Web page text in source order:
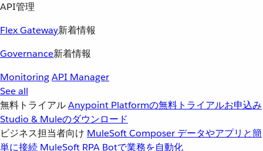
API管理
Flex Gateway新着情報
Governance新着情報
MonitoringAPI Manager
See all
無料トライアルAnypoint Platformの無料トライアルお申込み
Studio & Muleのダウンロード
ビジネス担当者向け MuleSoft Composer データやアプリと簡
単に接続 MuleSoft RPA Botで業務を自動化